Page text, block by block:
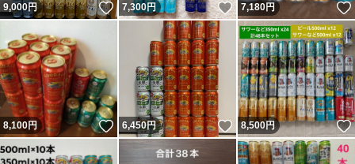
9,000円 いいね！
7,300円 いいね！
7,180円
8,100円 いいね！
6,450円 いいね！
8,500円